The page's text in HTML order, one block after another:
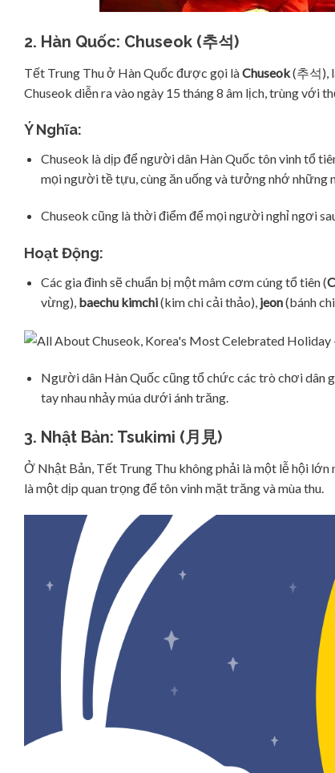
2. Hàn Quốc: Chuseok (추석)
Tết Trung Thu ở Hàn Quốc được gọi làChuseok(추석),
Chuseok diễn ra vào ngày 15 tháng 8 âm lịch, trùng với
Ý Nghĩa:
Chuseok là dịp để người dân Hàn Quốc tôn vinh tổ
mọi người tề tựu, cùng ăn uống và tưởng nhớ những
Chuseok cũng là thời điểm để mọi người nghỉ ngơi
Hoạt Động:
Các gia đình sẽ chuẩn bị một mâm cơm cúng tổ tiên (
vừng), baechu kimchi(kim chi cải thảo), jeon(bánh
Người dân Hàn Quốc cũng tổ chức các trò chơi dân
tay nhau nhảy múa dưới ánh trăng.
3. Nhật Bản: Tsukimi (月見)
Ở Nhật Bản, Tết Trung Thu không phải là một lễ hội lớn
là một dịp quan trọng để tôn vinh mặt trăng và mùa thu.